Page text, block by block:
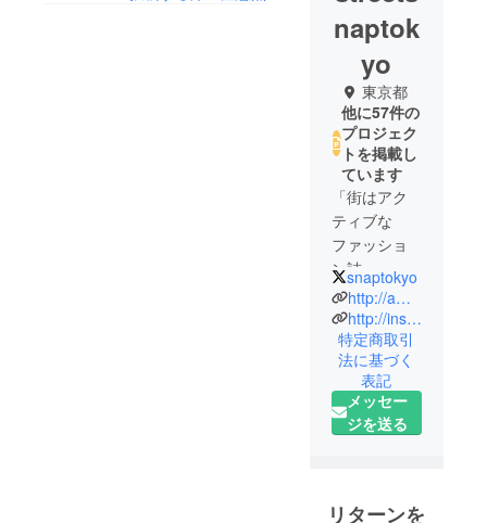
naptok
yo
東京都
他に57件の
プロジェク
トを掲載し
ています
「街はアク
ティブな
ファッショ
ン誌」、
「おしゃれ
な人のス
ナップ集」
と題し、
ファッショ
ンの一拠点
である原
トリートス
snaptokyo
http://ameblo.jp/streetsnaptokyo
http://instagram.com/streetsnaptokyo
特定商取引
法に基づく
表記
メッセー
ジを送る
リターンを